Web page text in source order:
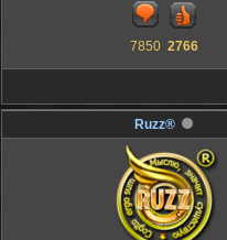
7850 2766
Ruzz®